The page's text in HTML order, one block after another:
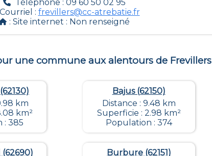
Téléphone : 09 60 50 02 95
Courriel : frevillers@cc-atrebatie.fr
: Site internet : Non renseigné
une commune aux alentours de Frevillers
km
km²
: 385
Bajus (62150)
Distance : 9.48 km
Superficie : 2.98 km²
Population : 374
Burbure (62151)